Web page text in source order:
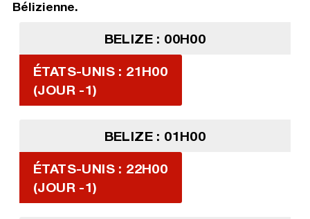
Bélizienne.
BELIZE : 00H00
ÉTATS-UNIS : 21H00
(JOUR -1)
BELIZE : 01H00
ÉTATS-UNIS : 22H00
(JOUR -1)